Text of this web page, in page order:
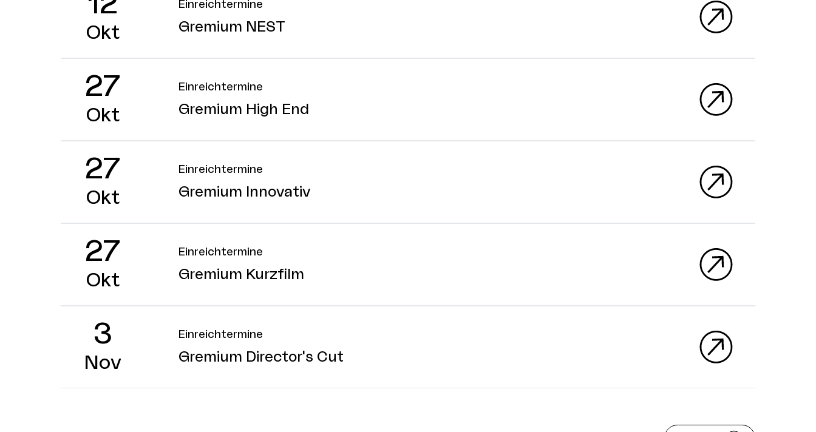
Okt
Einreichtermine
Gremium NEST
27
Okt
Einreichtermine
Gremium High End
27
Okt
Einreichtermine
Gremium Innovativ
27
Okt
Einreichtermine
Gremium Kurzfilm
3
Nov
Einreichtermine
Gremium Director's Cut